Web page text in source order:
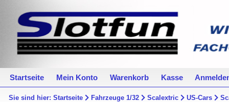
Startseite Mein Konto Warenkorb Kasse
Sie sind hier:Startseite Fahrzeuge 1/32 Scalextric US-Cars